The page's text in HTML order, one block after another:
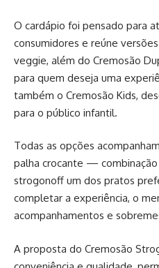
O cardápio foi pensado para
consumidores e reúne
veggie, além do Cremosão
para quem deseja uma
também o Cremosão Kids,
para o público infantil.
Todas as opções
palha crocante — combinação
strogonoff um dos pratos
completar a experiência, o
acompanhamentos e
A proposta do Cremosão